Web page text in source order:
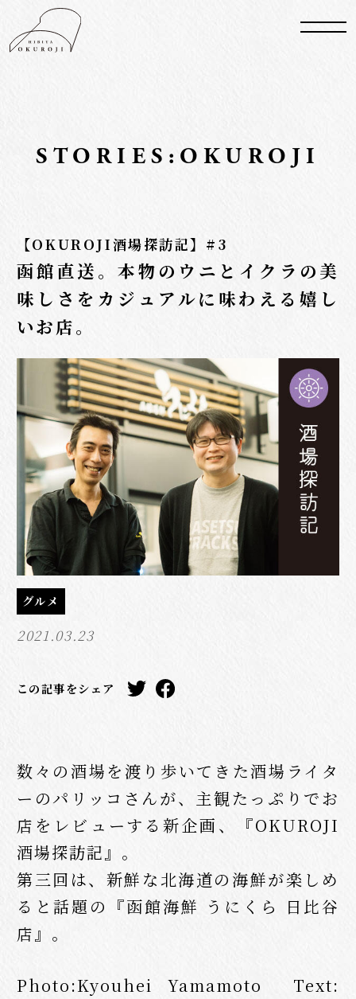
STORIES:OKUROJI
【OKUROJI酒場探訪記】#3
函館直送。本物のウニとイクラの美
味しさをカジュアルに味わえる嬉し
いお店。
グルメ
2021.03.23
この記事をシェア
数々の酒場を渡り歩いてきた酒場ライタ
ーのパリッコさんが、主観たっぷりでお
店をレビューする新企画、『OKUROJI
酒場探訪記』。
第三回は、新鮮な北海道の海鮮が楽しめ
ると話題の『函館海鮮 うにくら 日比谷
店』。
Photo:Kyouhei Yamamoto Text: